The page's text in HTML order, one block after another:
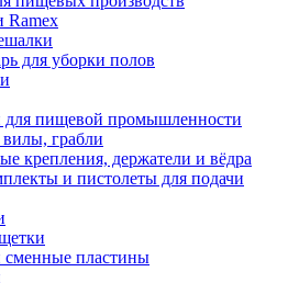
Ramex
для уборки полов
для пищевой промышленности
грабли
крепления, держатели и вёдра
и пистолеты для подачи
пластины